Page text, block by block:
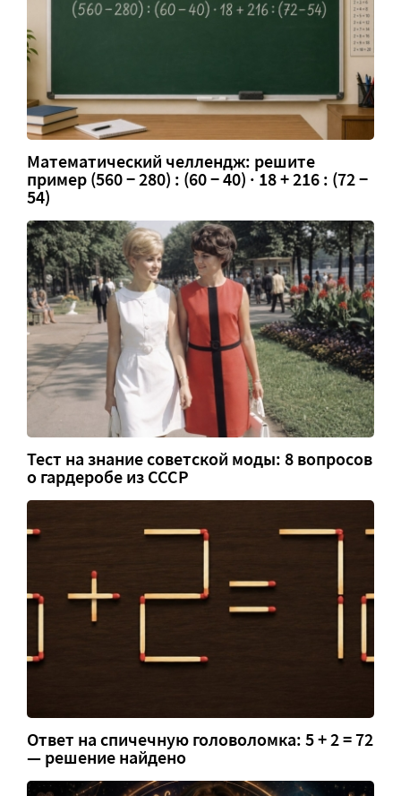
Математический челлендж: решите
пример (560 − 280) : (60 − 40) · 18 + 216 : (72 −
54)
Тест на знание советской моды: 8 вопросов
о гардеробе из СССР
Ответ на спичечную головоломка: 5 + 2 = 72
— решение найдено